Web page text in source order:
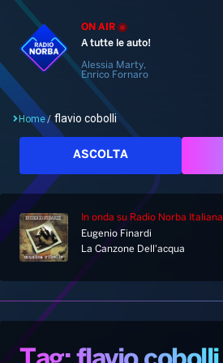
ON AIR
A tutte le auto!
Alessia Marty,
Enrico Fornaro
Home
Palinsesto
Notizie
Home/ flavio cobolli
ASCOLTA
In onda su Radio Norba Italiana
Eugenio Finardi
La Canzone Dell'acqua